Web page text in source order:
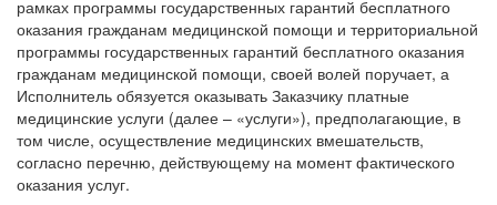
рамках программы государственных гарантий бесплатного
оказания гражданам медицинской помощи и территориальной
программы государственных гарантий бесплатного оказания
гражданам медицинской помощи, своей волей поручает, а
Исполнитель обязуется оказывать Заказчику платные
медицинские услуги (далее – «услуги»), предполагающие, в
том числе, осуществление медицинских вмешательств,
согласно перечню, действующему на момент фактического
оказания услуг.